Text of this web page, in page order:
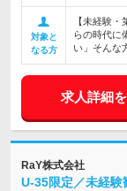
対象と
なる方
【未経験
らの時代に
い」そんな
求人詳細
RaY株式会社
U-35限定／未経験